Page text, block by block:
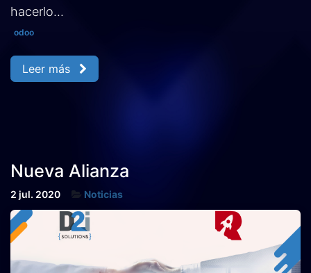
hacerlo...
odoo
Leer más
Nueva Alianza
2 jul. 2020 Noticias